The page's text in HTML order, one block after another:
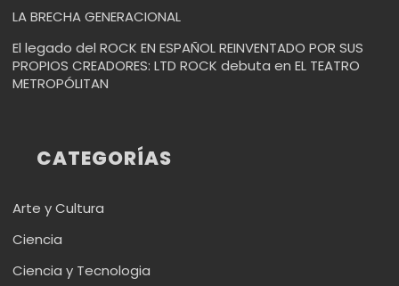
LA BRECHA GENERACIONAL
El legado del ROCK EN ESPAÑOL REINVENTADO POR SUS
PROPIOS CREADORES: LTD ROCK debuta en EL TEATRO
METROPÓLITAN
CATEGORÍAS
Arte y Cultura
Ciencia
Ciencia y Tecnologia